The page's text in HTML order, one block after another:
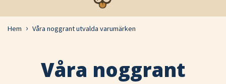
Hem Våra noggrant utvalda varumärken
Våra noggrant